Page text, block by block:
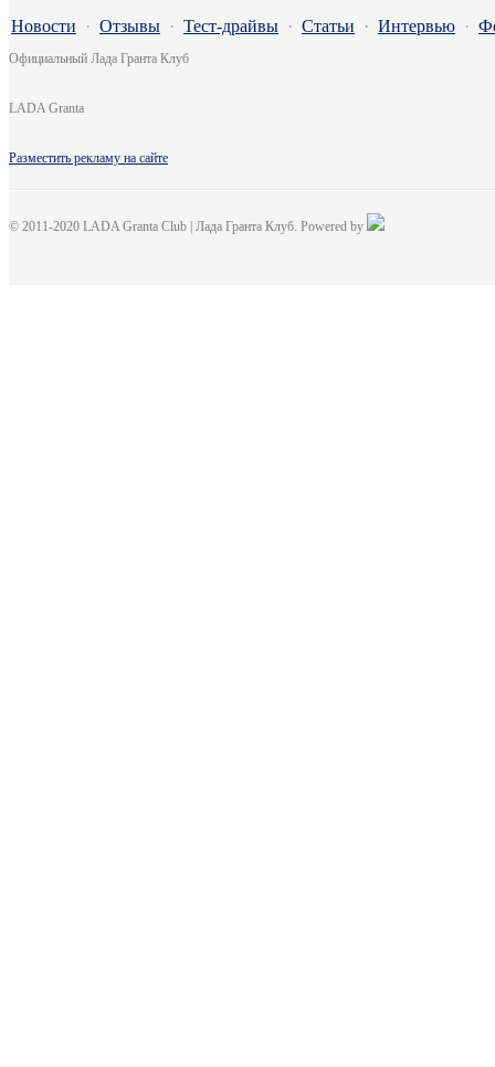
Новости · Отзывы · Тест-драйвы · Статьи · Интервью ·
Официальный Лада Гранта Клуб
LADA Granta
Разместить рекламу на сайте
© 2011-2020 LADA Granta Club | Лада Гранта Клуб. Powered by